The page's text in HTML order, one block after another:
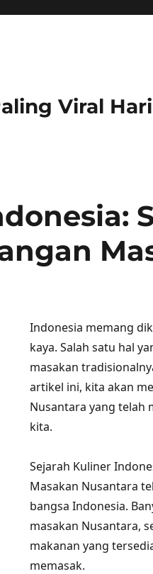
Viral
Indonesia memang
kaya. Salah satu hal
masakan
artikel ini, kita akan
Nusantara yang telah
kita.
Sejarah Kuliner
Masakan Nusantara
bangsa Indonesia.
masakan Nusantara,
makanan yang
memasak.